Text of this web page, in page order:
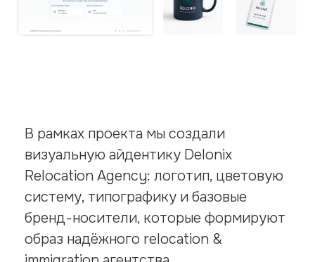
В рамках проекта мы создали
визуальную айдентику Delonix
Relocation Agency: логотип, цветовую
систему, типографику и базовые
бренд-носители, которые формируют
образ надёжного relocation &